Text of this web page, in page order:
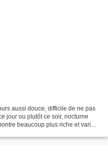
aussi douce, difficile de ne pas
jour ou plutôt ce soir, nocturne
beaucoup plus riche et variée